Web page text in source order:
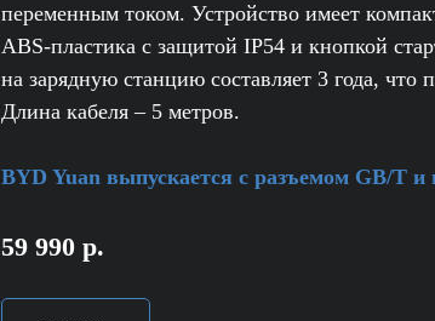
переменным током. Устройство имеет
ABS-пластика с защитой IP54 и кнопкой
на зарядную станцию составляет 3 года, что
Длина кабеля – 5 метров.
BYD Yuan выпускается с разъемом GB/T и
59 990 р.